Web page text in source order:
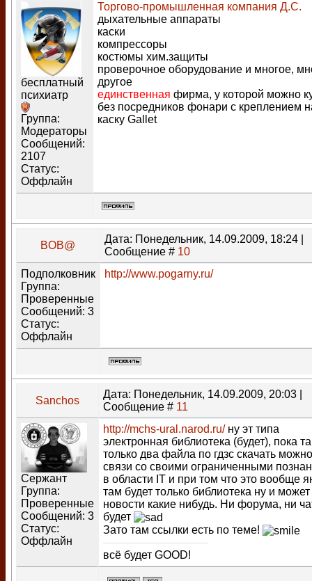
бесплатный
психиатр
Группа:
Модераторы
Сообщений:
2107
Статус:
Оффлайн
Торгово-промышленная компания Д.С.
дыхательные аппараты
каски
компрессоры
костюмы хим.защиты
проверочное оборудование и многое,
другое
единственная фирма, у которой можно
без посредников фонари с креплением
каску Gallet
BOB@
Дата: Понедельник, 14.09.2009, 18:24 |
Сообщение # 10
Подполковник
Группа:
Проверенные
Сообщений: 3
Статус:
Оффлайн
http://www.pogarny.ru/
Sanchos
Дата: Понедельник, 14.09.2009, 20:03 |
Сообщение # 11
Сержант
Группа:
Проверенные
Сообщений: 3
Статус:
Оффлайн
http://mchs-ural.narod.ru/ну эт типа
электронная библиотека (будет), пока
только два файла по гдзс скачать
связи со своими ограниченными
в области IT и при том что это вообще
там будет только библиотека ну и может
новости какие нибудь. Ни форума, ни
будет
Зато там ссылки есть по теме!
всё будет GOOD!